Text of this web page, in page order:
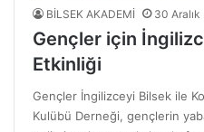
BİLSEK AKADEMİ 30
Gençler için
Etkinliği
Gençler İngilizceyi Bilsek ile
Kulübü Derneği, gençlerin